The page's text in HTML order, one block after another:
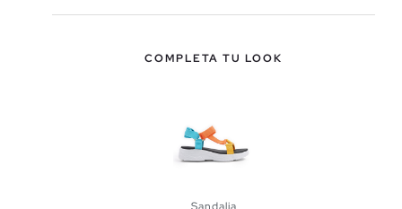
COMPLETA TU LOOK